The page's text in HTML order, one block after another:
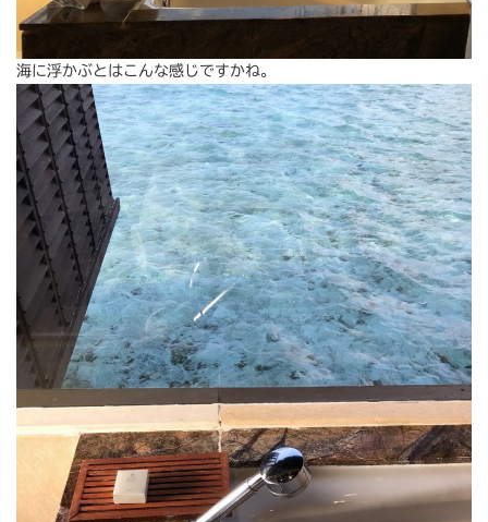
海に浮かぶとはこんな感じですかね。